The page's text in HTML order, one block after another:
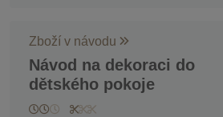
Zboží v návodu
Návod na dekoraci do
dětského pokoje